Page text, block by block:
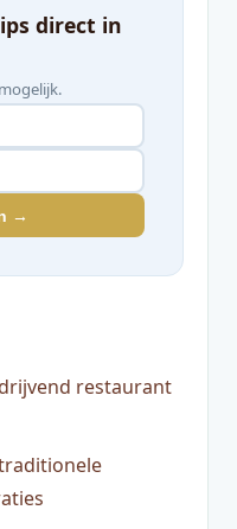
direct in
→
restaurant